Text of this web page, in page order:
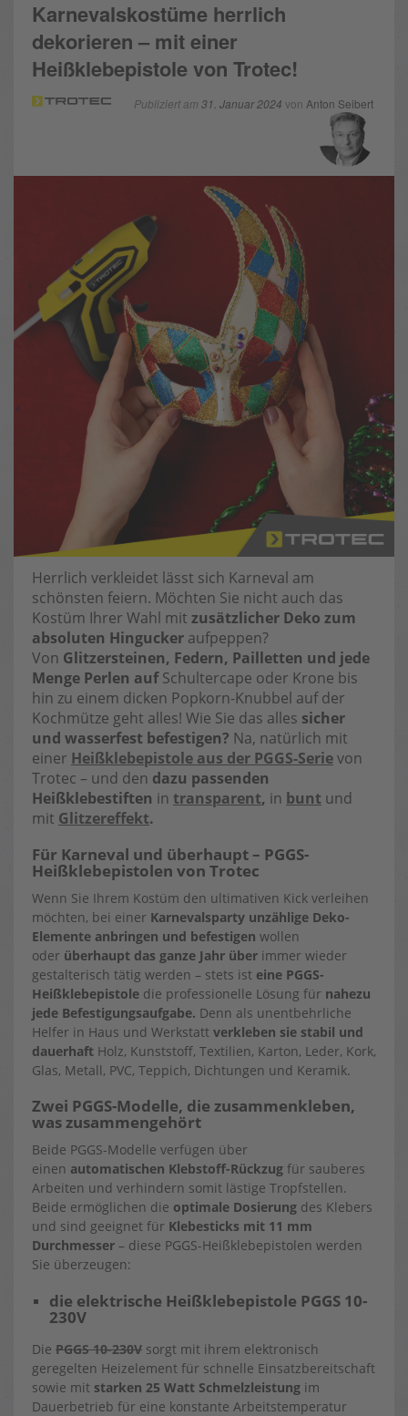
Karnevalskostüme herrlich
dekorieren – mit einer
Heißklebepistole von Trotec!
Publiziert am 31. Januar 2024 von Anton Seibert
Herrlich verkleidet lässt sich Karneval am
schönsten feiern. Möchten Sie nicht auch das
Kostüm Ihrer Wahl mit zusätzlicher Deko zum
absoluten Hingucker aufpeppen?
Von Glitzersteinen, Federn, Pailletten und jede
Menge Perlen aufSchultercape oder Krone bis
hin zu einem dicken Popkorn-Knubbel auf der
Kochmütze geht alles! Wie Sie das alles sicher
und wasserfest befestigen? Na, natürlich mit
einer Heißklebepistole aus der PGGS-Serievon
Trotec – und den dazu passenden
Heißklebestiften in transparent, in bunt und
mit Glitzereffekt.
Für Karneval und überhaupt – PGGS-
Heißklebepistolen von Trotec
Wenn Sie Ihrem Kostüm den ultimativen Kick verleihen
möchten, bei einer Karnevalsparty unzählige Deko-
Elemente anbringen und befestigen wollen
oder überhaupt das ganze Jahr über immer wieder
gestalterisch tätig werden – stets ist eine PGGS-
Heißklebepistole die professionelle Lösung für nahezu
jede Befestigungsaufgabe. Denn als unentbehrliche
Helfer in Haus und Werkstatt verkleben sie stabil und
dauerhaft Holz, Kunststoff, Textilien, Karton, Leder, Kork,
Glas, Metall, PVC, Teppich, Dichtungen und Keramik.
Zwei PGGS-Modelle, die zusammenkleben,
was zusammengehört
Beide PGGS-Modelle verfügen über
einen automatischen Klebstoff-Rückzug für sauberes
Arbeiten und verhindern somit lästige Tropfstellen.
Beide ermöglichen die optimale Dosierung des Klebers
und sind geeignet für Klebesticks mit 11 mm
Durchmesser – diese PGGS-Heißklebepistolen werden
Sie überzeugen:
die elektrische Heißklebepistole PGGS 10-
230V
Die PGGS 10-230V sorgt mit ihrem elektronisch
geregelten Heizelement für schnelle Einsatzbereitschaft
sowie mit starken 25 Watt Schmelzleistung im
Dauerbetrieb für eine konstante Arbeitstemperatur